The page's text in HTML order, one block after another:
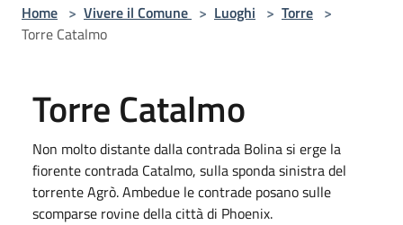
Home > Vivere il Comune > Luoghi > Torre >
Torre Catalmo
Torre Catalmo
Non molto distante dalla contrada Bolina si erge la
fiorente contrada Catalmo, sulla sponda sinistra del
torrente Agrò. Ambedue le contrade posano sulle
scomparse rovine della città di Phoenix.